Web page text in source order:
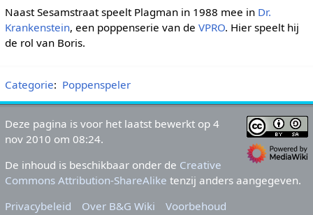
Naast Sesamstraat speelt Plagman in 1988 mee in Dr.
Krankenstein, een poppenserie van de VPRO. Hier speelt hij
de rol van Boris.
Categorie: Poppenspeler
Deze pagina is voor het laatst bewerkt op 4
nov 2010 om 08:24.
De inhoud is beschikbaar onder de Creative
Commons Attribution-ShareAlike tenzij anders aangegeven.
Privacybeleid
Over B&G Wiki Voorbehoud